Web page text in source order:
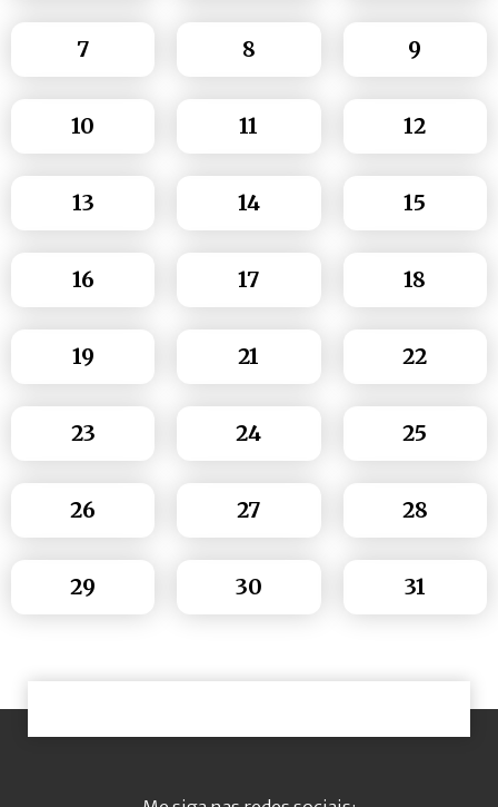
7 8 9
10 11 12
13 14 15
16 17 18
19 21 22
23 24 25
26 27 28
29 30 31